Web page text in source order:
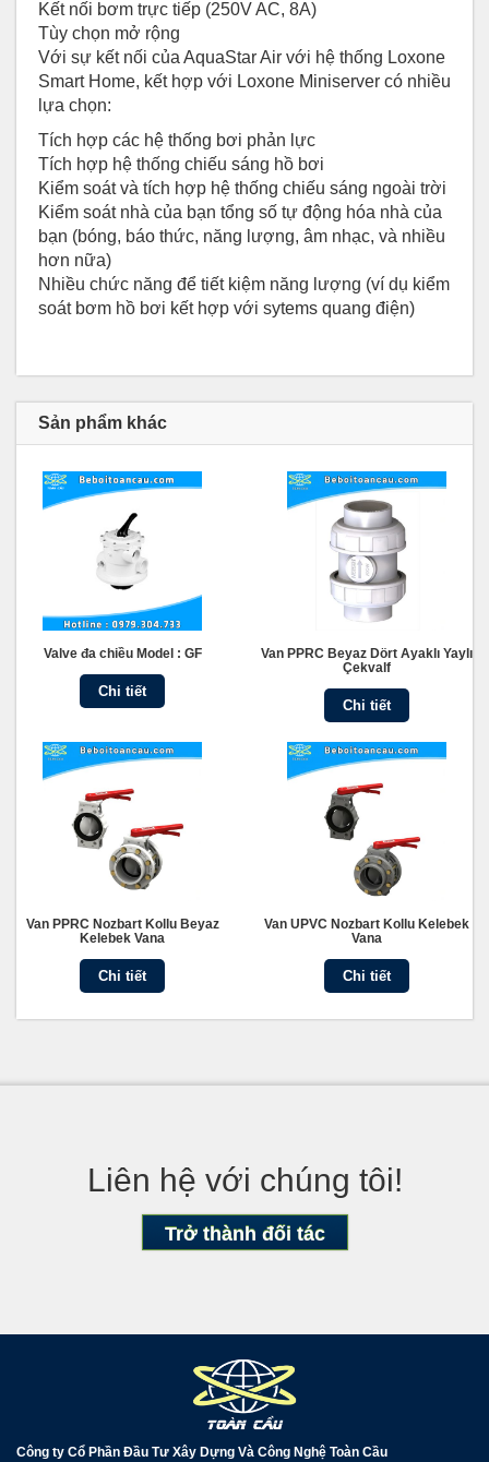
Kết nối bơm trực tiếp (250V AC, 8A)
Tùy chọn mở rộng
Với sự kết nối của AquaStar Air với hệ thống Loxone
Smart Home, kết hợp với Loxone Miniserver có nhiều
lựa chọn:
Tích hợp các hệ thống bơi phản lực
Tích hợp hệ thống chiếu sáng hồ bơi
Kiểm soát và tích hợp hệ thống chiếu sáng ngoài trời
Kiểm soát nhà của bạn tổng số tự động hóa nhà của
bạn (bóng, báo thức, năng lượng, âm nhạc, và nhiều
hơn nữa)
Nhiều chức năng để tiết kiệm năng lượng (ví dụ kiểm
soát bơm hồ bơi kết hợp với sytems quang điện)
Sản phẩm khác
Valve đa chiều Model : GF
Chi tiết
Van PPRC Beyaz Dört Ayaklı Yaylı
Çekvalf
Chi tiết
Van PPRC Nozbart Kollu Beyaz
Kelebek Vana
Chi tiết
Van UPVC Nozbart Kollu Kelebek
Vana
Chi tiết
Liên hệ với chúng tôi!
Trở thành đối tác
Công ty Cổ Phần Đầu Tư Xây Dựng Và Công Nghệ Toàn Cầu